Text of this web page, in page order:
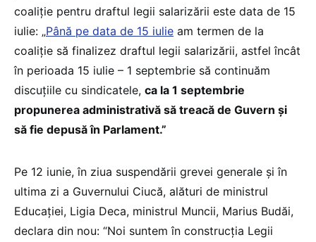
coaliție pentru draftul legii salarizării este data de 15
iulie: „Până pe data de 15 iulie am termen de la
coaliție să finalizez draftul legii salarizării, astfel încât
în perioada 15 iulie – 1 septembrie să continuăm
discuțiile cu sindicatele, ca la 1 septembrie
propunerea administrativă să treacă de Guvern și
să fie depusă în Parlament.”
Pe 12 iunie, în ziua suspendării grevei generale și în
ultima zi a Guvernului Ciucă, alături de ministrul
Educației, Ligia Deca, ministrul Muncii, Marius Budăi,
declara din nou: “Noi suntem în construcția Legii